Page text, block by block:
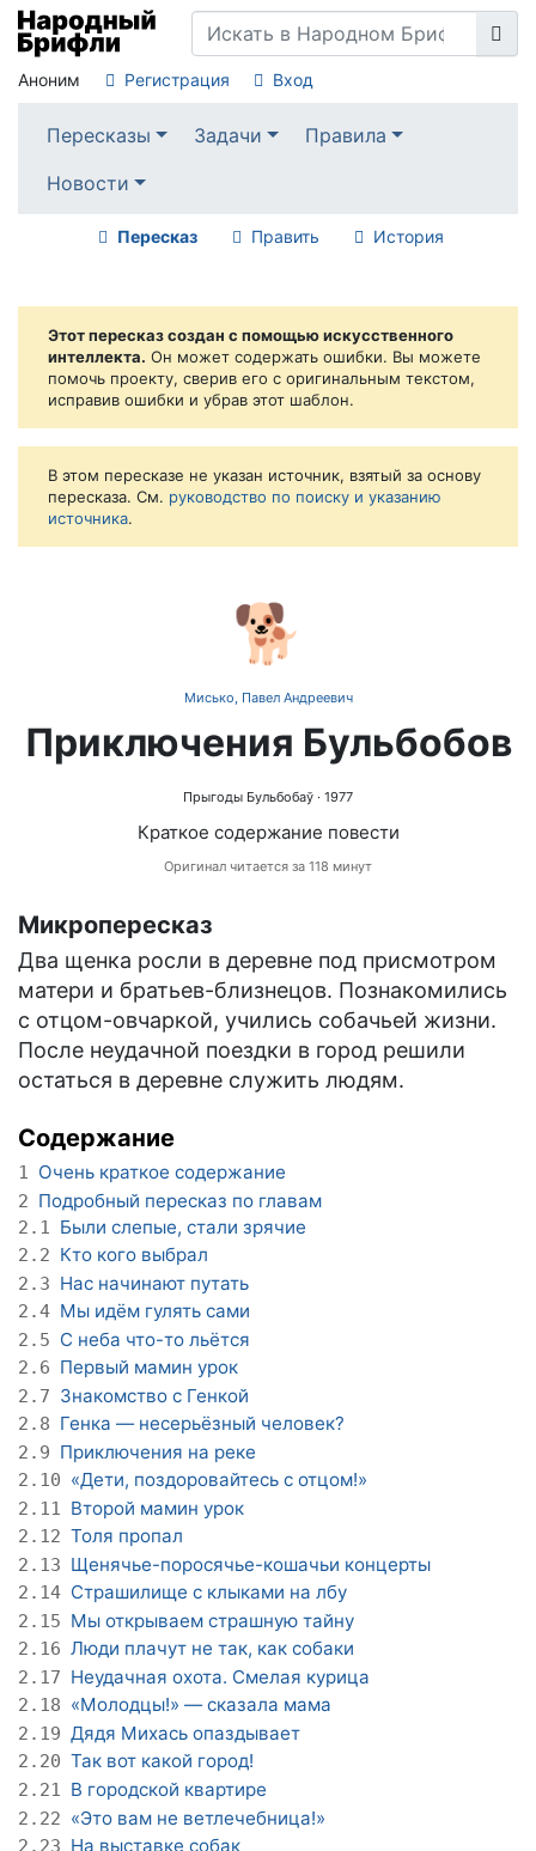
Аноним Регистрация Вход
Пересказы Задачи
Правила
Новости
Пересказ Править История
Этот пересказ создан с помощью искусственного
интеллекта. Он может содержать ошибки. Вы можете
помочь проекту, сверив его с оригинальным текстом,
исправив ошибки и убрав этот шаблон.
В этом пересказе не указан источник, взятый за основу
пересказа. См. руководство по поиску и указанию
источника.
🐕
Мисько, Павел Андреевич
Приключения Бульбобов
Прыгоды Бульбобаў · 1977
Краткое содержание повести
Оригинал читается за 118 минут
Микропересказ
Два щенка росли в деревне под присмотром
матери и братьев-близнецов. Познакомились
с отцом-овчаркой, учились собачьей жизни.
После неудачной поездки в город решили
остаться в деревне служить людям.
Содержание
1 Очень краткое содержание
2 Подробный пересказ по главам
2.1 Были слепые, стали зрячие
2.2 Кто кого выбрал
2.3 Нас начинают путать
2.4 Мы идём гулять сами
2.5 С неба что-то льётся
2.6 Первый мамин урок
2.7 Знакомство с Генкой
2.8 Генка — несерьёзный человек?
2.9 Приключения на реке
2.10 «Дети, поздоровайтесь с отцом!»
2.11 Второй мамин урок
2.12 Толя пропал
2.13 Щенячье-поросячье-кошачьи концерты
2.14 Страшилище с клыками на лбу
2.15 Мы открываем страшную тайну
2.16 Люди плачут не так, как собаки
2.17 Неудачная охота. Смелая курица
2.18 «Молодцы!» — сказала мама
2.19 Дядя Михась опаздывает
2.20 Так вот какой город!
2.21 В городской квартире
2.22 «Это вам не ветлечебница!»
2.23 На выставке собак